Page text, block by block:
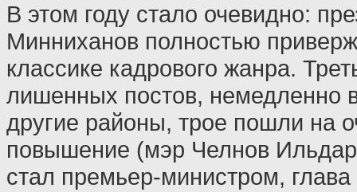
В этом году стало очевидно:
Минниханов полностью
классике кадрового жанра.
лишенных постов, немедленно
другие районы, трое пошли на
повышение (мэр Челнов
стал премьер-министром, глава